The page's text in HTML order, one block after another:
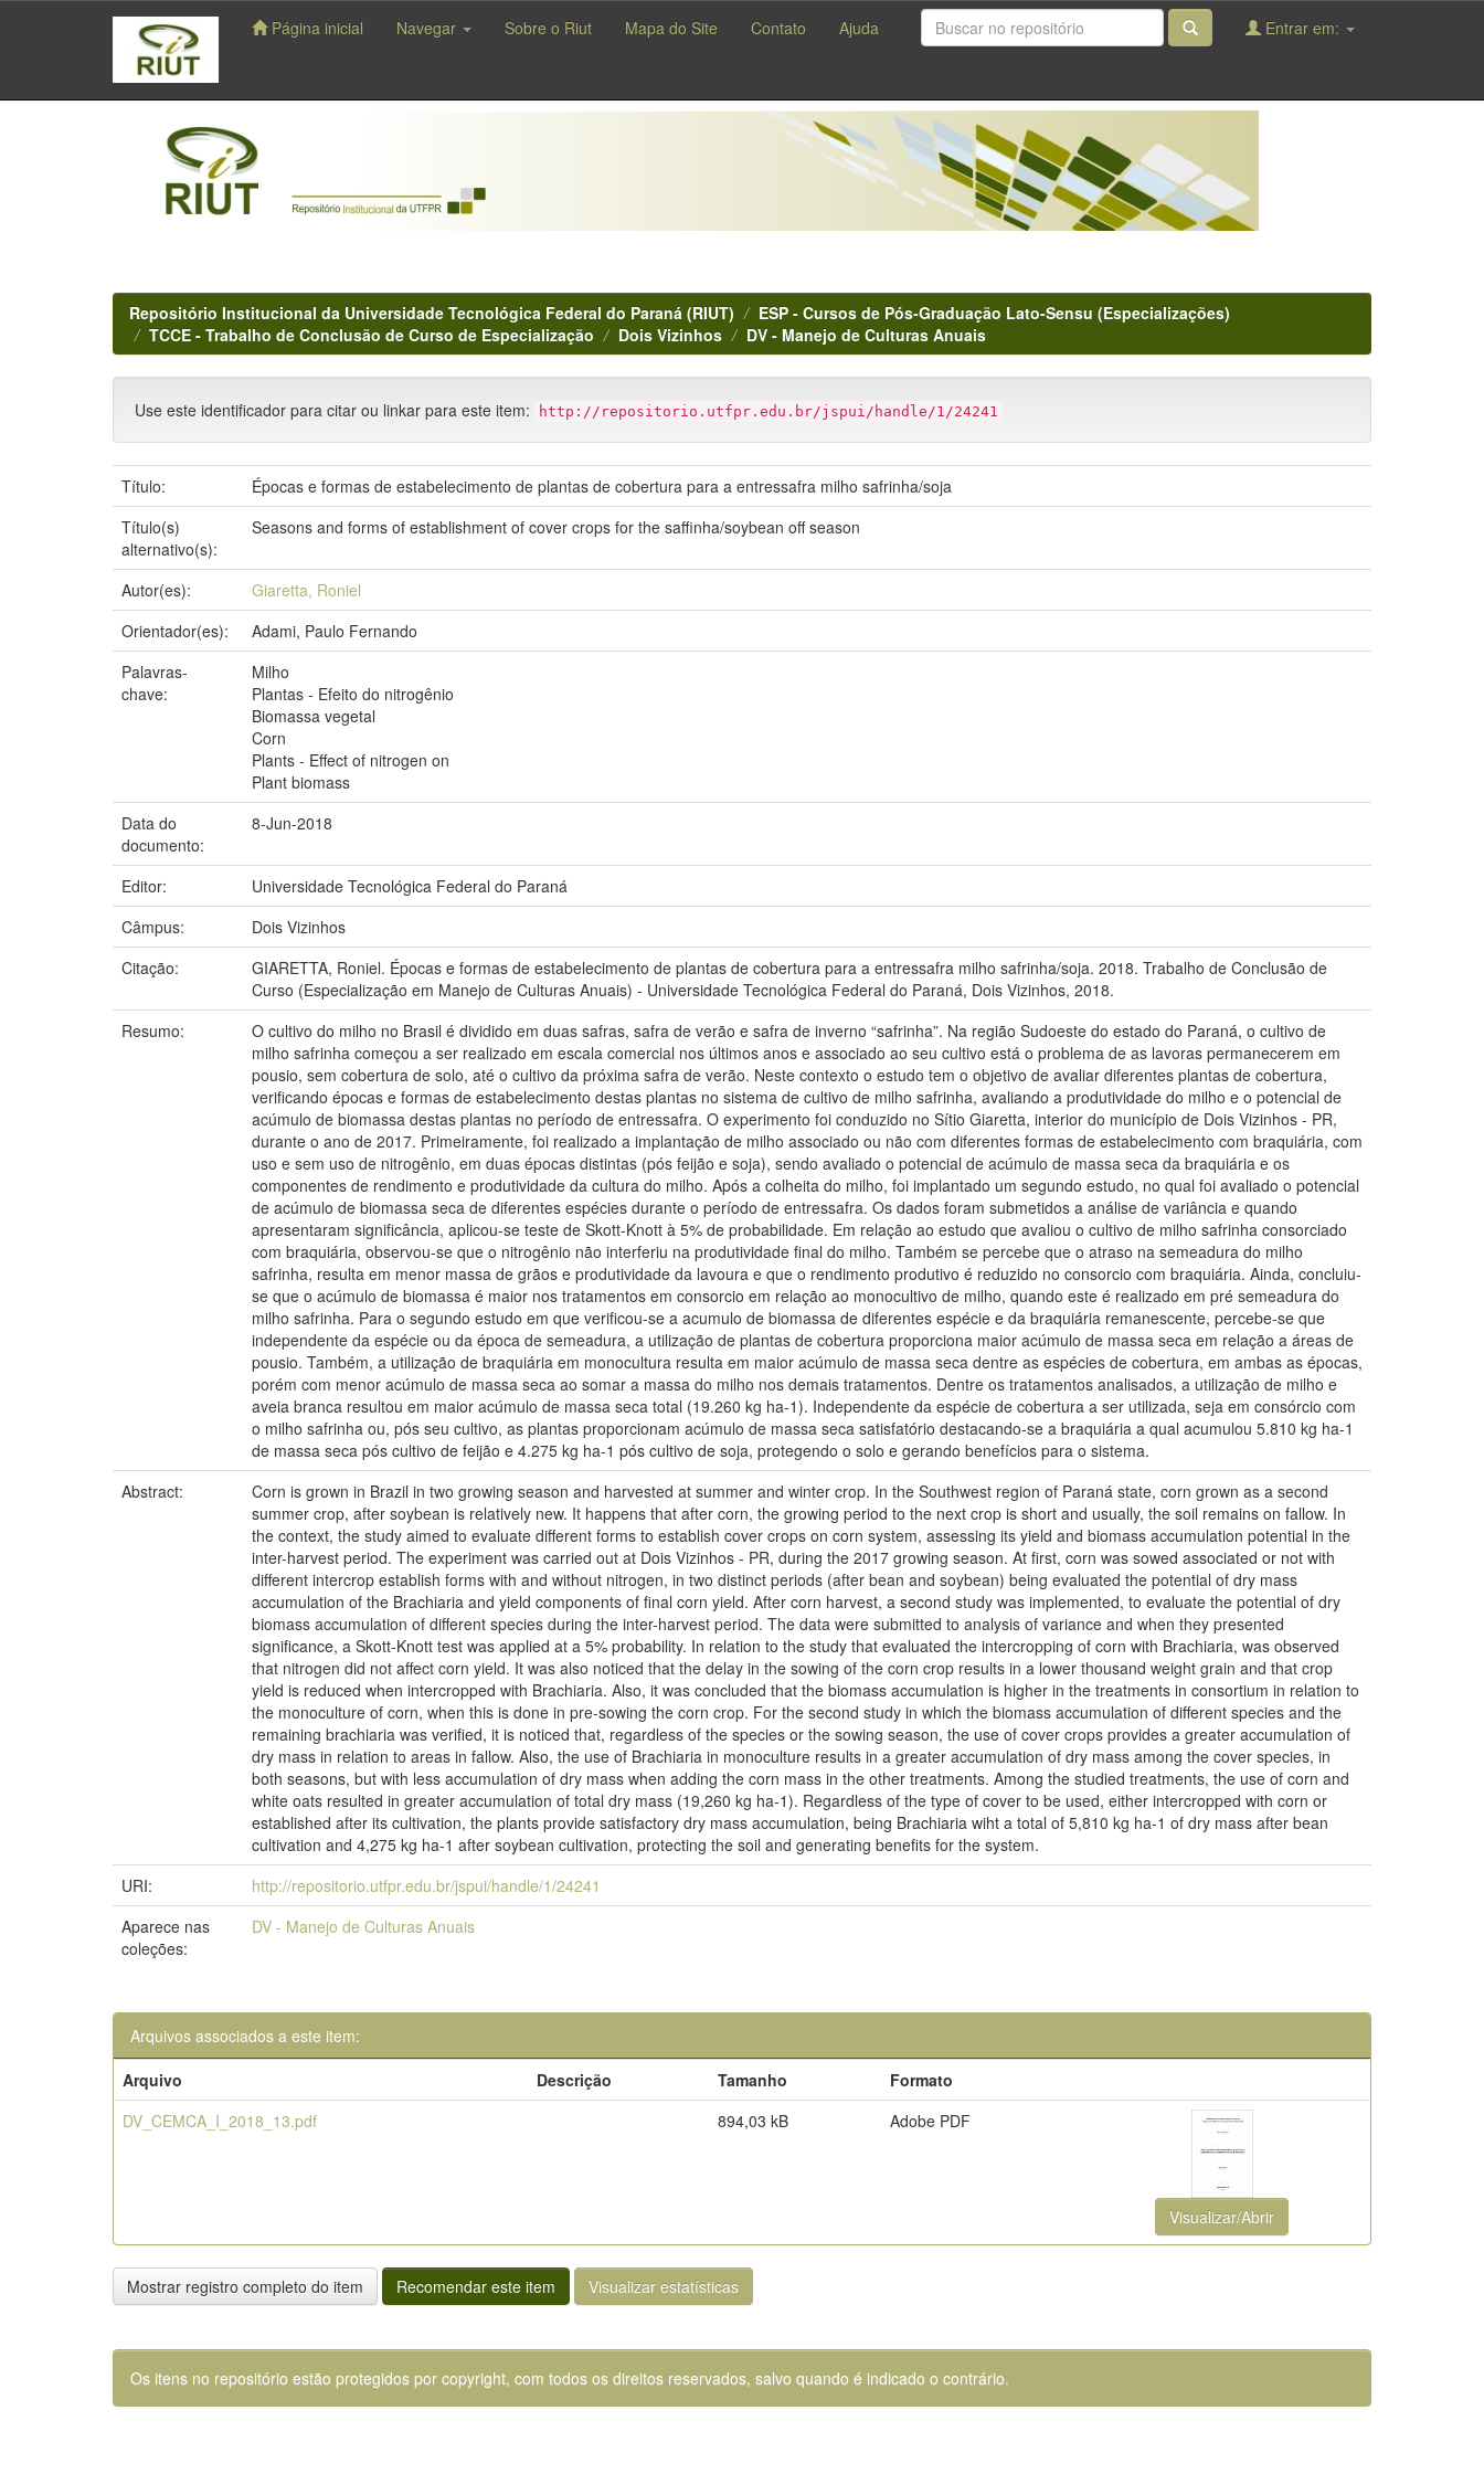
navigation
Página inicial Navegar Sobre o Riut Mapa do Site Contato Ajuda Entrar em:
Repositório Institucional da Universidade Tecnológica Federal do Paraná (RIUT)
ESP - Cursos de Pós-Graduação Lato-Sensu (Especializações)
TCCE - Trabalho de Conclusão de Curso de Especialização
Dois Vizinhos DV - Manejo de Culturas Anuais
Use este identificador para citar ou linkar para este item: http://repositorio.utfpr.edu.br/jspui/handle/1/24241
Título:
Épocas e formas de estabelecimento de plantas de cobertura para a entressafra milho safrinha/soja
Título(s)
alternativo(s):
Seasons and forms of establishment of cover crops for the saffinha/soybean off season
Autor(es):
Giaretta, Roniel
Orientador(es):
Adami, Paulo Fernando
Palavras-
chave:
Milho
Plantas - Efeito do nitrogênio
Biomassa vegetal
Corn
Plants - Effect of nitrogen on
Plant biomass
Data do
documento:
8-Jun-2018
Editor:
Universidade Tecnológica Federal do Paraná
Câmpus:
Dois Vizinhos
Citação:
GIARETTA, Roniel. Épocas e formas de estabelecimento de plantas de cobertura para a entressafra milho safrinha/soja. 2018. Trabalho de Conclusão de
Curso (Especialização em Manejo de Culturas Anuais) - Universidade Tecnológica Federal do Paraná, Dois Vizinhos, 2018.
Resumo:
O cultivo do milho no Brasil é dividido em duas safras, safra de verão e safra de inverno “safrinha”. Na região Sudoeste do estado do Paraná, o cultivo de
milho safrinha começou a ser realizado em escala comercial nos últimos anos e associado ao seu cultivo está o problema de as lavoras permanecerem em
pousio, sem cobertura de solo, até o cultivo da próxima safra de verão. Neste contexto o estudo tem o objetivo de avaliar diferentes plantas de cobertura,
verificando épocas e formas de estabelecimento destas plantas no sistema de cultivo de milho safrinha, avaliando a produtividade do milho e o potencial de
acúmulo de biomassa destas plantas no período de entressafra. O experimento foi conduzido no Sítio Giaretta, interior do município de Dois Vizinhos - PR,
durante o ano de 2017. Primeiramente, foi realizado a implantação de milho associado ou não com diferentes formas de estabelecimento com braquiária, com
uso e sem uso de nitrogênio, em duas épocas distintas (pós feijão e soja), sendo avaliado o potencial de acúmulo de massa seca da braquiária e os
componentes de rendimento e produtividade da cultura do milho. Após a colheita do milho, foi implantado um segundo estudo, no qual foi avaliado o potencial
de acúmulo de biomassa seca de diferentes espécies durante o período de entressafra. Os dados foram submetidos a análise de variância e quando
apresentaram significância, aplicou-se teste de Skott-Knott à 5% de probabilidade. Em relação ao estudo que avaliou o cultivo de milho safrinha consorciado
com braquiária, observou-se que o nitrogênio não interferiu na produtividade final do milho. Também se percebe que o atraso na semeadura do milho
safrinha, resulta em menor massa de grãos e produtividade da lavoura e que o rendimento produtivo é reduzido no consorcio com braquiária. Ainda, concluiu-
se que o acúmulo de biomassa é maior nos tratamentos em consorcio em relação ao monocultivo de milho, quando este é realizado em pré semeadura do
milho safrinha. Para o segundo estudo em que verificou-se a acumulo de biomassa de diferentes espécie e da braquiária remanescente, percebe-se que
independente da espécie ou da época de semeadura, a utilização de plantas de cobertura proporciona maior acúmulo de massa seca em relação a áreas de
pousio. Também, a utilização de braquiária em monocultura resulta em maior acúmulo de massa seca dentre as espécies de cobertura, em ambas as épocas,
porém com menor acúmulo de massa seca ao somar a massa do milho nos demais tratamentos. Dentre os tratamentos analisados, a utilização de milho e
aveia branca resultou em maior acúmulo de massa seca total (19.260 kg ha-1). Independente da espécie de cobertura a ser utilizada, seja em consórcio com
o milho safrinha ou, pós seu cultivo, as plantas proporcionam acúmulo de massa seca satisfatório destacando-se a braquiária a qual acumulou 5.810 kg ha-1
de massa seca pós cultivo de feijão e 4.275 kg ha-1 pós cultivo de soja, protegendo o solo e gerando benefícios para o sistema.
Abstract:
Corn is grown in Brazil in two growing season and harvested at summer and winter crop. In the Southwest region of Paraná state, corn grown as a second
summer crop, after soybean is relatively new. It happens that after corn, the growing period to the next crop is short and usually, the soil remains on fallow. In
the context, the study aimed to evaluate different forms to establish cover crops on corn system, assessing its yield and biomass accumulation potential in the
inter-harvest period. The experiment was carried out at Dois Vizinhos - PR, during the 2017 growing season. At first, corn was sowed associated or not with
different intercrop establish forms with and without nitrogen, in two distinct periods (after bean and soybean) being evaluated the potential of dry mass
accumulation of the Brachiaria and yield components of final corn yield. After corn harvest, a second study was implemented, to evaluate the potential of dry
biomass accumulation of different species during the inter-harvest period. The data were submitted to analysis of variance and when they presented
significance, a Skott-Knott test was applied at a 5% probability. In relation to the study that evaluated the intercropping of corn with Brachiaria, was observed
that nitrogen did not affect corn yield. It was also noticed that the delay in the sowing of the corn crop results in a lower thousand weight grain and that crop
yield is reduced when intercropped with Brachiaria. Also, it was concluded that the biomass accumulation is higher in the treatments in consortium in relation to
the monoculture of corn, when this is done in pre-sowing the corn crop. For the second study in which the biomass accumulation of different species and the
remaining brachiaria was verified, it is noticed that, regardless of the species or the sowing season, the use of cover crops provides a greater accumulation of
dry mass in relation to areas in fallow. Also, the use of Brachiaria in monoculture results in a greater accumulation of dry mass among the cover species, in
both seasons, but with less accumulation of dry mass when adding the corn mass in the other treatments. Among the studied treatments, the use of corn and
white oats resulted in greater accumulation of total dry mass (19,260 kg ha-1). Regardless of the type of cover to be used, either intercropped with corn or
established after its cultivation, the plants provide satisfactory dry mass accumulation, being Brachiaria wiht a total of 5,810 kg ha-1 of dry mass after bean
cultivation and 4,275 kg ha-1 after soybean cultivation, protecting the soil and generating benefits for the system.
URI:
http://repositorio.utfpr.edu.br/jspui/handle/1/24241
Aparece nas
coleções:
DV - Manejo de Culturas Anuais
Arquivos associados a este item:
Arquivo
Descrição Tamanho
Formato
DV_CEMCA_I_2018_13.pdf
894,03 kB Adobe PDF
Visualizar/Abrir
Mostrar registro completo do item Recomendar este item Visualizar estatísticas
Os itens no repositório estão protegidos por copyright, com todos os direitos reservados, salvo quando é indicado o contrário.